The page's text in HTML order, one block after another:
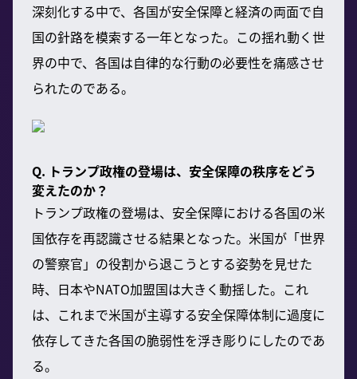
深刻化する中で、各国が安全保障と経済の両面で自
国の針路を模索する一年となった。この揺れ動く世
界の中で、各国は自律的な行動の必要性を痛感させ
られたのである。
Q. トランプ政権の登場は、安全保障の秩序をどう
変えたのか？
トランプ政権の登場は、安全保障における各国の米
国依存を再認識させる結果となった。米国が「世界
の警察官」の役割から退こうとする姿勢を見せた
時、日本やNATO加盟国は大きく動揺した。これ
は、これまで米国が主導する安全保障体制に過度に
依存してきた各国の脆弱性を浮き彫りにしたのであ
る。